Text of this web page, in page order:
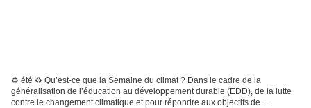
♻ été ♻ Qu’est-ce que la Semaine du climat ? Dans le cadre de la
généralisation de l’éducation au développement durable (EDD), de la lutte
contre le changement climatique et pour répondre aux objectifs de